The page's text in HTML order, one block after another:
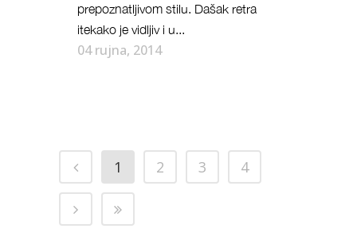
prepoznatljivom stilu. Dašak retra
itekako je vidljiv i u...
04 rujna, 2014
1 2 3 4